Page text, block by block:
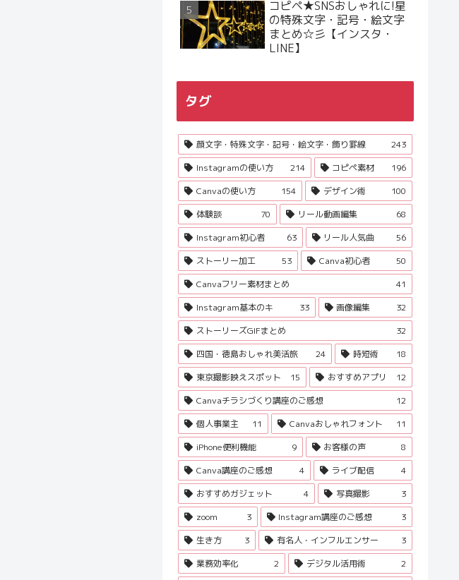
コピペ★SNSおしゃれに!星
の特殊文字・記号・絵文字
まとめ☆彡【インスタ・
LINE】
タグ
顔文字・特殊文字・記号・絵文字・飾り罫線
243
Instagramの使い方
214 コピペ素材
196
Canvaの使い方
154 デザイン術
100
体験談
70 リール動画編集
68
Instagram初心者
63 リール人気曲
56
ストーリー加工
53 Canva初心者
50
Canvaフリー素材まとめ
41
Instagram基本のキ
33 画像編集
32
ストーリーズGIFまとめ
32
四国・徳島おしゃれ美活旅
24 時短術
18
東京撮影映えスポット
15 おすすめアプリ
12
Canvaチラシづくり講座のご感想
12
個人事業主
11 Canvaおしゃれフォント
11
iPhone便利機能
9 お客様の声
8
Canva講座のご感想
4 ライブ配信
4
おすすめガジェット
4 写真撮影
3
zoom
3 Instagram講座のご感想
3
生き方
3 有名人・インフルエンサー
3
業務効率化
2 デジタル活用術
2